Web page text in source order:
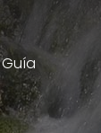
Guía